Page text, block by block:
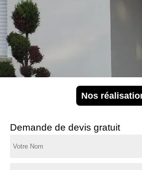
Nos
Demande de devis gratuit